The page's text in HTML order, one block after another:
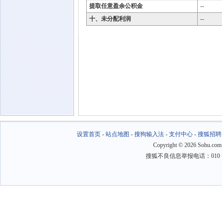
提取任意盈余公积金
--
十、未分配利润
--
设置首页- 站点地图 - 搜狗输入法- 支付中心- 搜狐招聘
Copyright © 2026
搜狐不良信息举报电话：010